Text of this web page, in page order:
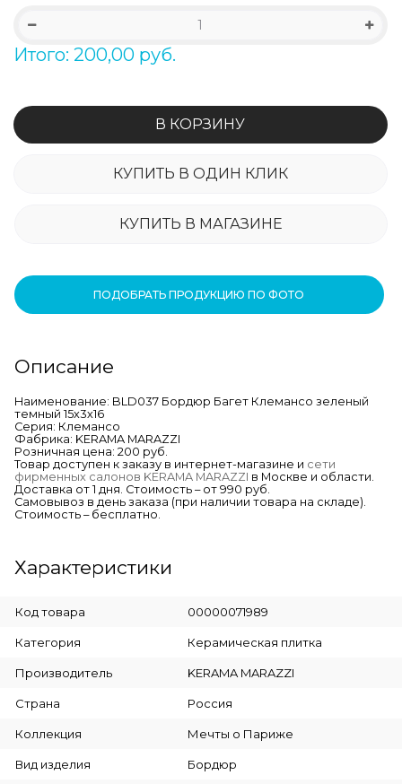
Итого: 200,00 руб.
В КОРЗИНУ
КУПИТЬ В ОДИН КЛИК
КУПИТЬ В МАГАЗИНЕ
ПОДОБРАТЬ ПРОДУКЦИЮ ПО ФОТО
Описание
Наименование: BLD037 Бордюр Багет Клемансо зеленый
темный 15х3х16
Серия: Клемансо
Фабрика: KERAMA MARAZZI
Розничная цена: 200 руб.
Товар доступен к заказу в интернет-магазине и сети
фирменных салонов KERAMA MARAZZI в Москве и области.
Доставка от 1 дня. Стоимость – от 990 руб.
Самовывоз в день заказа (при наличии товара на складе).
Стоимость – бесплатно.
Характеристики
Код товара 00000071989
Категория Керамическая плитка
Производитель KERAMA MARAZZI
Страна Россия
Коллекция Мечты о Париже
Вид изделия Бордюр